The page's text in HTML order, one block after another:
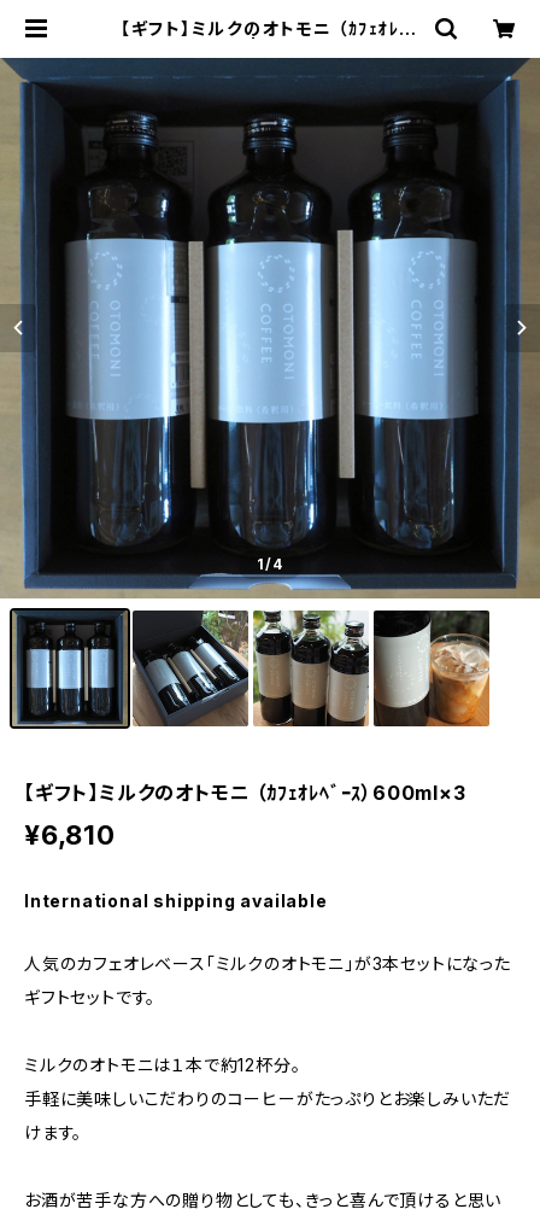
【ギフト】ミルクのオトモニ （ｶﾌｪｵﾚﾍﾞ
コーヒー 豆販売
1/4
【ギフト】ミルクのオトモニ （ｶﾌｪｵﾚﾍﾞｰｽ）600ml×3
¥6,810
International shipping available
人気のカフェオレベース「ミルクのオトモニ」が3本セットになった
ギフトセットです。
ミルクのオトモニは１本で約12杯分。
手軽に美味しいこだわりのコーヒーがたっぷりとお楽しみいただ
けます。
お酒が苦手な方への贈り物としても、きっと喜んで頂けると思い